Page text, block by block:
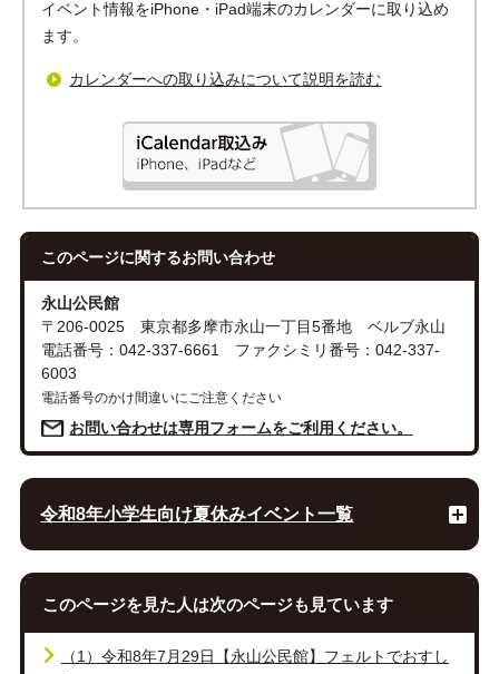
イベント情報をiPhone・iPad端末のカレンダーに取り込め
ます。
カレンダーへの取り込みについて説明を読む
このページに関するお問い合わせ
永山公民館
〒206-0025 東京都多摩市永山一丁目5番地 ベルブ永山
電話番号：042-337-6661 ファクシミリ番号：042-337-
6003
電話番号のかけ間違いにご注意ください
お問い合わせは専用フォームをご利用ください。
令和8年小学生向け夏休みイベント一覧
このページを見た人は次のページも見ています
（1）令和8年7月29日【永山公民館】フェルトでおすし